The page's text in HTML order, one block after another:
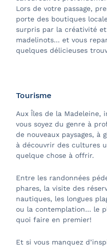
Lors de votre passage,
porte des boutiques
surpris par la créativité
madelinots… et vous
quelques délicieuses
Tourisme
Aux Îles de la Madeleine,
vous soyez du genre à
de nouveaux paysages, à
à découvrir des cultures
quelque chose à offrir.
Entre les randonnées
phares, la visite des
nautiques, les longues
ou la contemplation… le
quoi faire en premier!
Et si vous manquez